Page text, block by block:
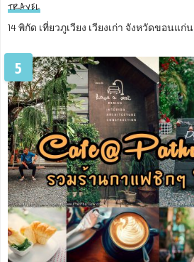
TRAVEL
14 พิกัด เที่ยวภูเวียง เวียงเก่า จังหวัดขอนแก่น
5